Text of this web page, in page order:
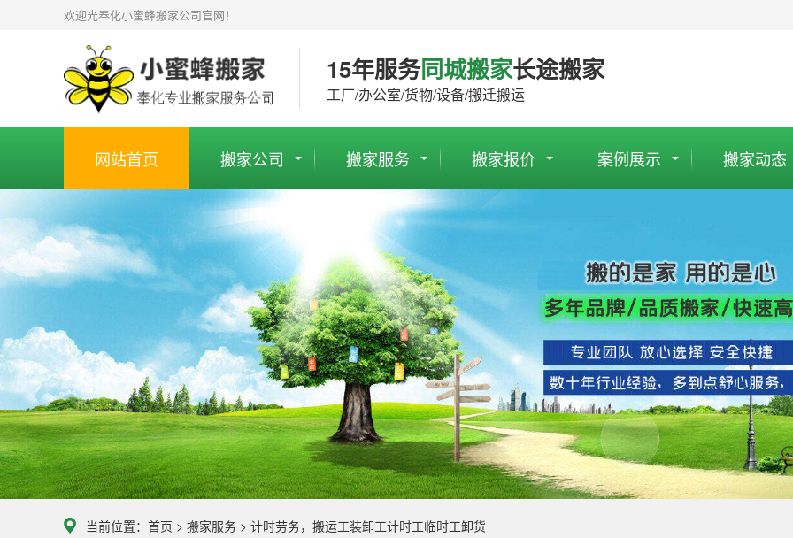
欢迎光奉化小蜜蜂搬家公司官网！
15年服务同城搬家长途搬家
工厂/办公室/货物/设备/搬迁搬运
网站首页 搬家公司 搬家服务 搬家报价 案例展示 搬家动态
当前位置： 首页 > 搬家服务 > 计时劳务，搬运工装卸工计时工临时工卸货